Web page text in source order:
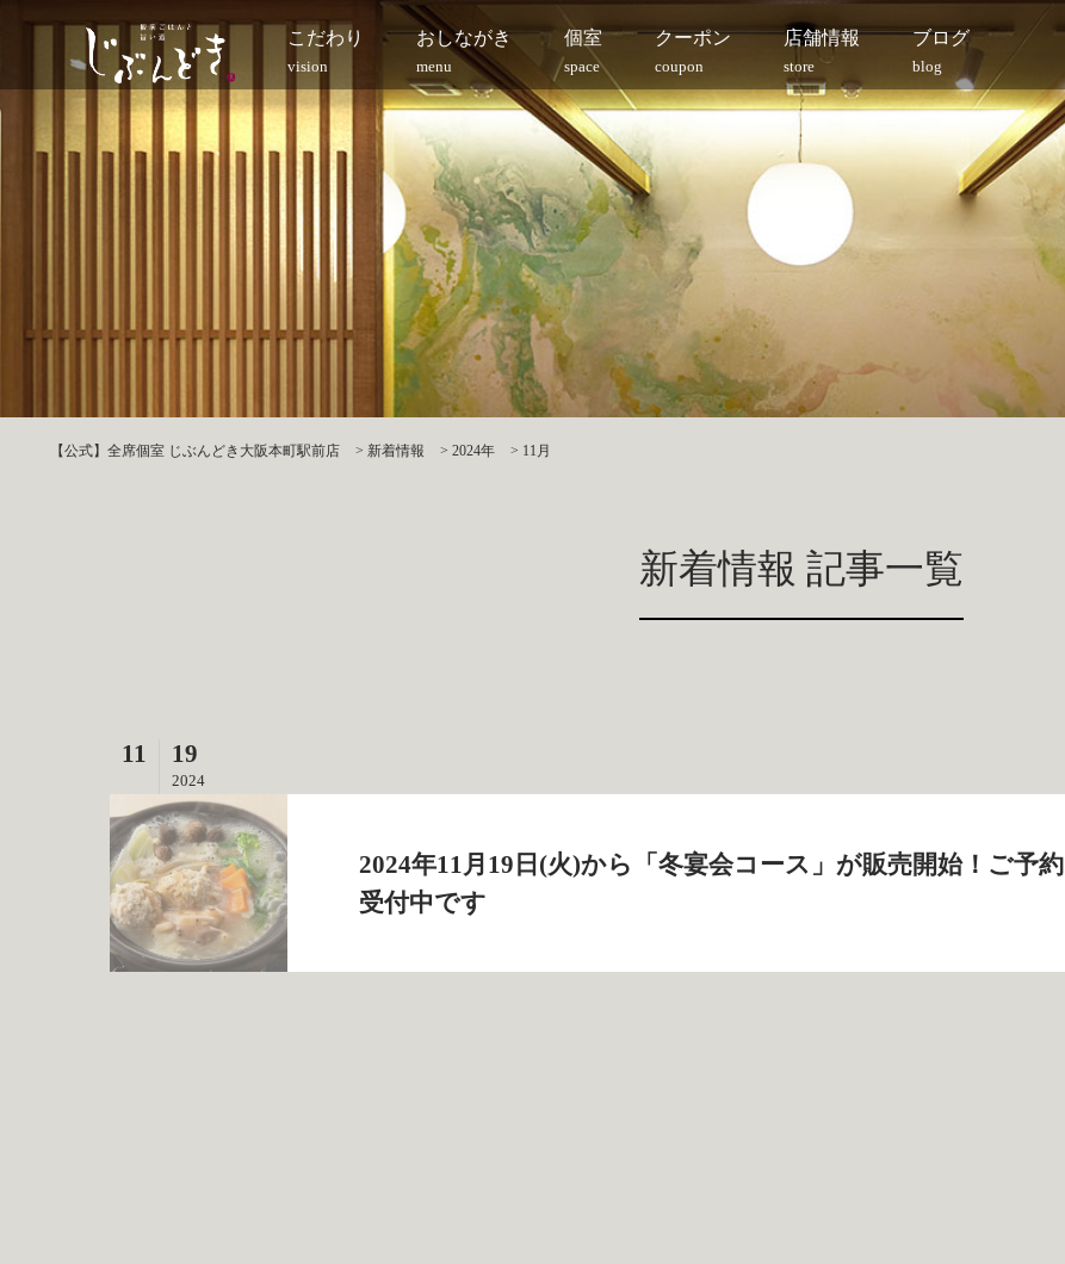
こだわり
vision
おしながき
menu
個室
space
クーポン
coupon
店舗情報
store
ブログ
blog
【公式】全席個室 じぶんどき大阪本町駅前店 > 新着情報 > 2024年 > 11月
新着情報 記事一覧
11 19
2024
2024年11月19日(火)から「冬宴会コース」が販売開始！ご予約
受付中です